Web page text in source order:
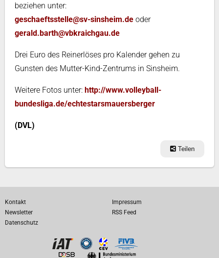
beziehen unter:
geschaeftsstelle@sv-sinsheim.de oder
gerald.barth@vbkraichgau.de
Drei Euro des Reinerlöses pro Kalender gehen zu
Gunsten des Mutter-Kind-Zentrums in Sinsheim.
Weitere Fotos unter: http://www.volleyball-
bundesliga.de/echtestarsmauersberger
(DVL)
Teilen
Kontakt
Impressum
Newsletter
RSS Feed
Datenschutz